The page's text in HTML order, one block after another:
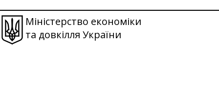
Міністерство економіки
та довкілля України